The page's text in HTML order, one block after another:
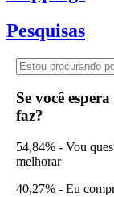
Pesquisas
Se você
faz?
54,84% - Vou
melhorar
40,27% - Eu